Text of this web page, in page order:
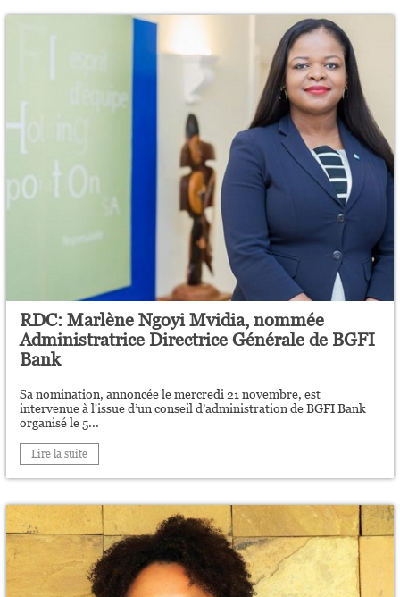
RDC: Marlène Ngoyi Mvidia, nommée
Administratrice Directrice Générale de BGFI
Bank
Sa nomination, annoncée le mercredi 21 novembre, est
intervenue à l'issue d’un conseil d’administration de BGFI Bank
organisé le 5...
Lire la suite